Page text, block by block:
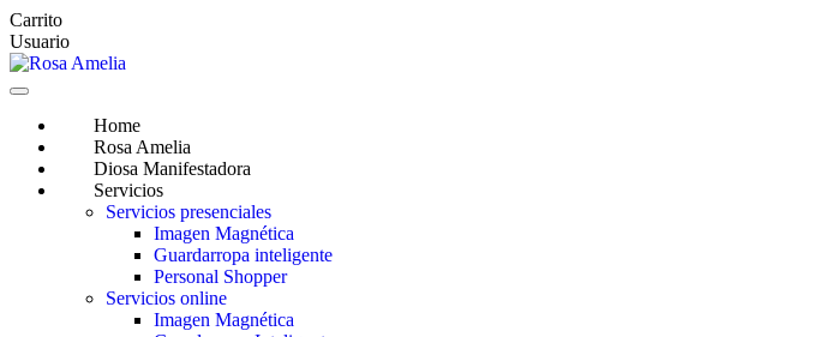
Saltar
al
contenido
Carrito
Usuario
Home
Rosa Amelia
Diosa Manifestadora
Servicios
Servicios presenciales
Imagen Magnética
Guardarropa inteligente
Personal Shopper
Servicios online
Imagen Magnética